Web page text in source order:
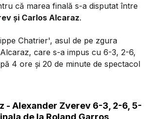
că marea finală s-a disputat între
și Carlos Alcaraz.
Chatrier', asul de pe zgura
care s-a impus cu 6-3, 2-6,
4 ore și 20 de minute de spectacol
- Alexander Zverev 6-3, 2-6, 5-
de la Roland Garros